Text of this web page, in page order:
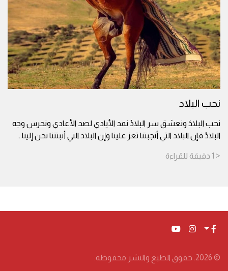
نحب البلاد
نحب البلادَ ونعشق سر البلادْ نمد الأيادي لصد الأعادي ونحرس وجه
البلادْ فإن البلاد التي أنجبتنا تعز علينا وإن البلاد التي أنبتتنا تحن إلينا...
< 1 دقيقة للقراءة
© 2026. حقوق الطبع والنشر محفوظة.